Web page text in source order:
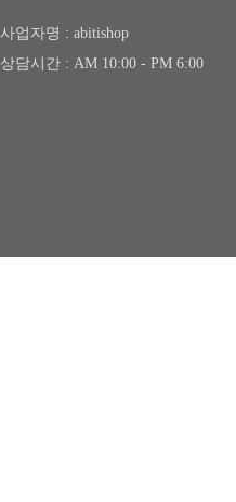
사업자명 : abitishop
상담시간 : AM 10:00 - PM 6:00